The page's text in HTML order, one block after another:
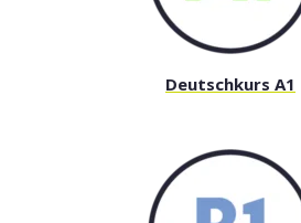
Deutschkurs A1